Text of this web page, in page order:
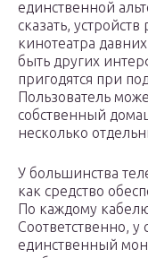
единственной
сказать,
кинотеатра
быть других
пригодятся при
Пользователь
собственный
несколько
У большинства
как средство
По каждому
Соответственно, у
единственный